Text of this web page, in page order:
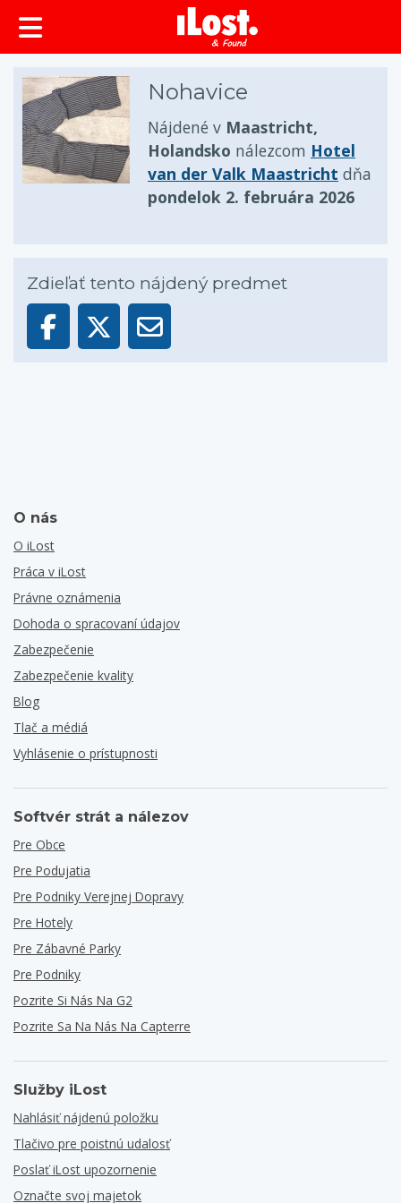
Nohavice
Nájdené v Maastricht,
Holandsko nálezcom Hotel
van der Valk Maastricht dňa
pondelok 2. februára 2026
Zdieľať tento nájdený predmet
O nás
O iLost
Práca v iLost
Právne oznámenia
Dohoda o spracovaní údajov
Zabezpečenie
Zabezpečenie kvality
Blog
Tlač a médiá
Vyhlásenie o prístupnosti
Softvér strát a nálezov
Pre Obce
Pre Podujatia
Pre Podniky Verejnej Dopravy
Pre Hotely
Pre Zábavné Parky
Pre Podniky
Pozrite Si Nás Na G2
Pozrite Sa Na Nás Na Capterre
Služby iLost
Nahlásiť nájdenú položku
Tlačivo pre poistnú udalosť
Poslať iLost upozornenie
Označte svoj majetok